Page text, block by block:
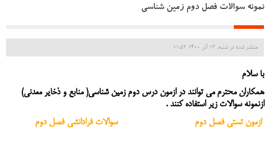
نمونه سوالات فصل دوم زمین شناسی
منتشر شده در شنبه, 13 آذر 1400 11:52
با سلام
همکاران محترم می توانند در ازمون درس دوم زمین شناسی( منابع و ذخایر معدنی)
ازنمونه سوالات زیر استفاده کنند .
ازمون تستی فصل دوم
سوالات فرادانشی فصل دوم